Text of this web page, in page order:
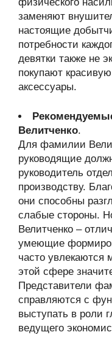
заменяют
настоящие
потребности
девятки также не
покупают
аксессуары.
Велитченко.
Для фамилии
руководящие
руководитель
производству.
они способны
слабые стороны.
Велитченко –
умеющие
часто
этой сфере
Представители
справляются с
выступать в роли
ведущего